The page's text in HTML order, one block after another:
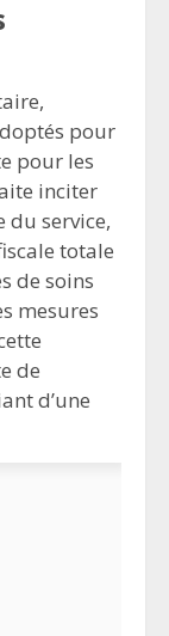
pour
pour les
inciter
du service,
totale
de soins
mesures
de
d’une